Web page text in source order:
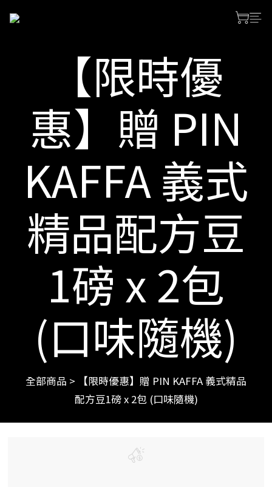
【限時優
惠】贈 PIN
KAFFA 義式
精品配方豆
1磅 x 2包
(口味隨機)
全部商品 >
【限時優惠】贈 PIN KAFFA 義式精品
配方豆1磅 x 2包 (口味隨機)